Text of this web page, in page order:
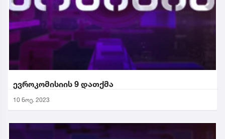
ევროკომისიის 9 დათქმა
10 ნოე. 2023